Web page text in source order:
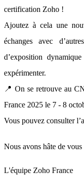
certification Zoho !
Ajoutez à cela une
échanges avec
d’exposition
expérimenter.
📍 On se retrouve au
France 2025 le 7 - 8
Vous pouvez consulter
Nous avons hâte de
L'équipe Zoho France